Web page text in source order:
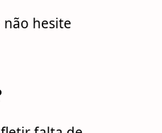
hesite